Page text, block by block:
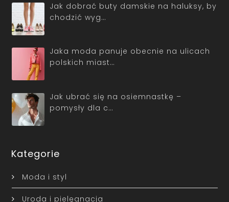
Jak dobrać buty damskie na haluksy, by
chodzić wyg…
Jaka moda panuje obecnie na ulicach
polskich miast…
Jak ubrać się na osiemnastkę –
pomysły dla c…
Kategorie
Moda i styl
Uroda i pielęgnacja